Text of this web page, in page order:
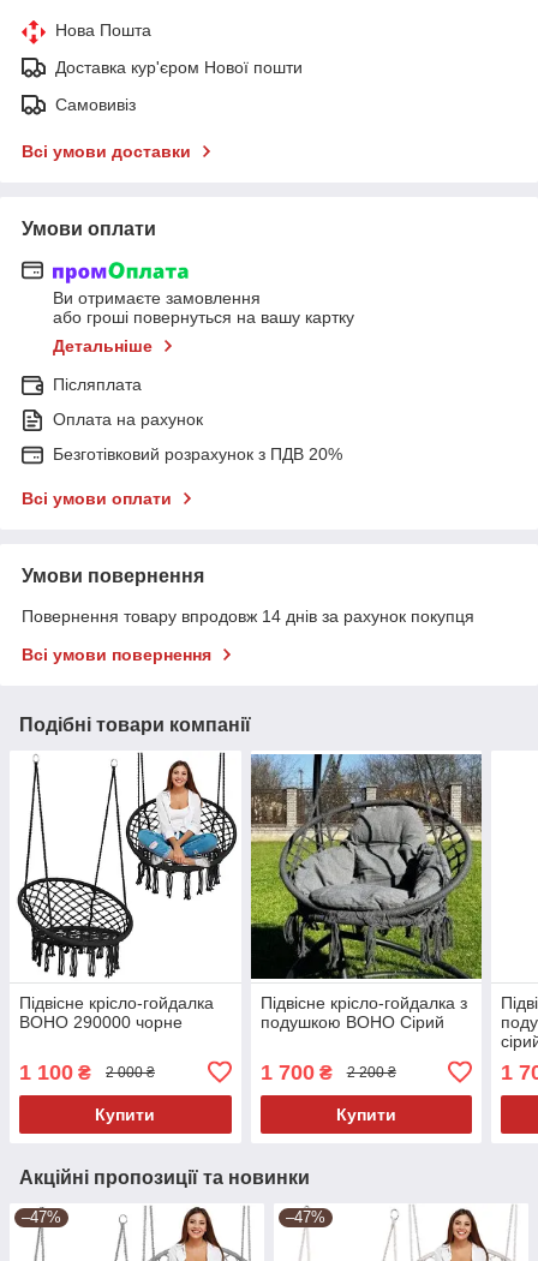
Нова Пошта
Доставка кур'єром Нової пошти
Самовивіз
Всі умови доставки
Умови оплати
Ви отримаєте замовлення
або гроші повернуться на вашу картку
Детальніше
Післяплата
Оплата на рахунок
Безготівковий розрахунок з ПДВ 20%
Всі умови оплати
Умови повернення
Повернення товару впродовж 14 днів за рахунок покупця
Всі умови повернення
Подібні товари компанії
Підвісне крісло-гойдалка
BOHO 290000 чорне
1 100 ₴ 2 000 ₴
Купити
Підвісне крісло-гойдалка з
подушкою BOHO Сірий
1 700₴ 2 200 ₴
Купити
1
Акційні пропозиції та новинки
–47% –47%